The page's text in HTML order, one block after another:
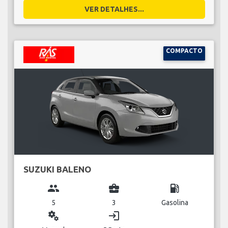
VER DETALHES...
COMPACTO
SUZUKI BALENO
group
5
business_center
3
local_gas_station
Gasolina
miscellaneous_services login